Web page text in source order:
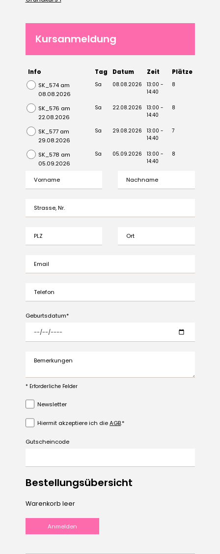
Kursanmeldung
Info Tag Datum Zeit
Plätze
SK_574 am
08.08.2026
Sa 08.08.2026
13:00 -
14:40
8
SK_576 am
22.08.2026
Sa 22.08.2026
13:00 -
14:40
8
SK_577 am
29.08.2026
Sa 29.08.2026
13:00 -
14:40
7
SK_578 am
05.09.2026
Sa 05.09.2026
13:00 -
14:40
8
Geburtsdatum
* Erforderliche Felder
Newsletter
Hiermit akzeptiere ich dieAGB.
Gutscheincode
Bestellungsübersicht
Warenkorb leer